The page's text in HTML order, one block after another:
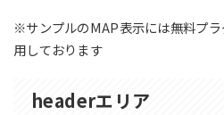
※サンプルのMAP表示には無料プ
用しております
headerエリア